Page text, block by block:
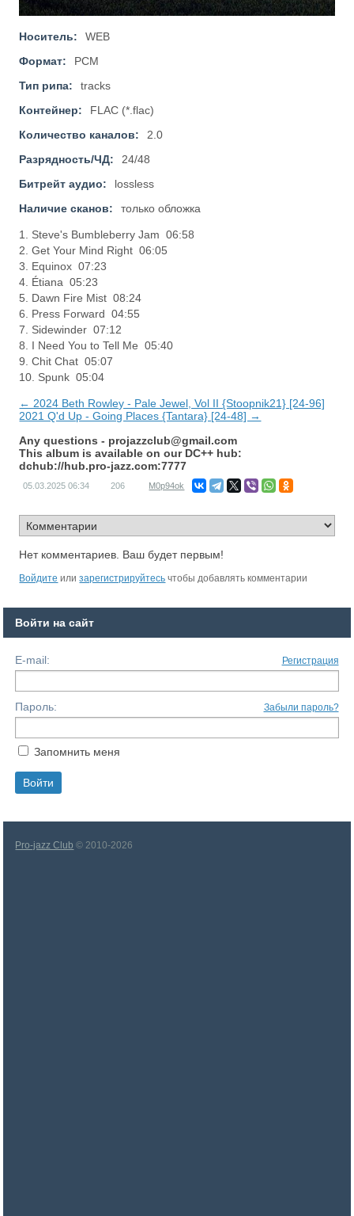
Носитель:
WEB
Формат:
PCM
Тип рипа:
tracks
Контейнер:
FLAC (*.flac)
Количество каналов:
2.0
Разрядность/ЧД:
24/48
Битрейт аудио:
lossless
Наличие сканов:
только обложка
1. Steve's Bumbleberry Jam 06:58
2. Get Your Mind Right 06:05
3. Equinox 07:23
4. Étiana 05:23
5. Dawn Fire Mist 08:24
6. Press Forward 04:55
7. Sidewinder 07:12
8. I Need You to Tell Me 05:40
9. Chit Chat 05:07
10. Spunk 05:04
← 2024 Beth Rowley - Pale Jewel, Vol II {Stoopnik21} [24-96]
2021 Q'd Up - Going Places {Tantara} [24-48] →
Any questions - projazzclub@gmail.com
This album is available on our DC++ hub:
dchub://hub.pro-jazz.com:7777
05.03.2025 06:34 206 M0p94ok
Нет комментариев. Ваш будет первым!
Войдите илизарегистрируйтесь чтобы добавлять комментарии
Войти на сайт
E-mail: Регистрация
Пароль: Забыли пароль?
Запомнить меня
Pro-jazz Club © 2010-2026